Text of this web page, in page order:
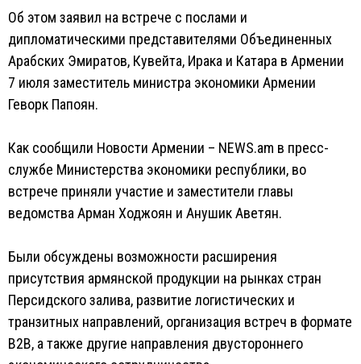
Об этом заявил на встрече с послами и
дипломатическими представителями Объединенных
Арабских Эмиратов, Кувейта, Ирака и Катара в Армении
7 июля заместитель министра экономики Армении
Геворк Папоян.
Как сообщили Новости Армении – NEWS.am в пресс-
службе Министерства экономики республики, во
встрече приняли участие и заместители главы
ведомства Арман Ходжоян и Анушик Аветян.
Были обсуждены возможности расширения
присутствия армянской продукции на рынках стран
Персидского залива, развитие логистических и
транзитных направлений, организация встреч в формате
B2B, а также другие направления двустороннего